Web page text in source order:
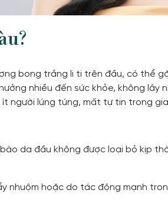
bong trắng li ti trên đầu, có thể
nhiều đến sức khỏe, không lây
người lúng túng, mất tự tin trong
da đầu không được loại bỏ kịp
nhuộm hoặc do tác động mạnh